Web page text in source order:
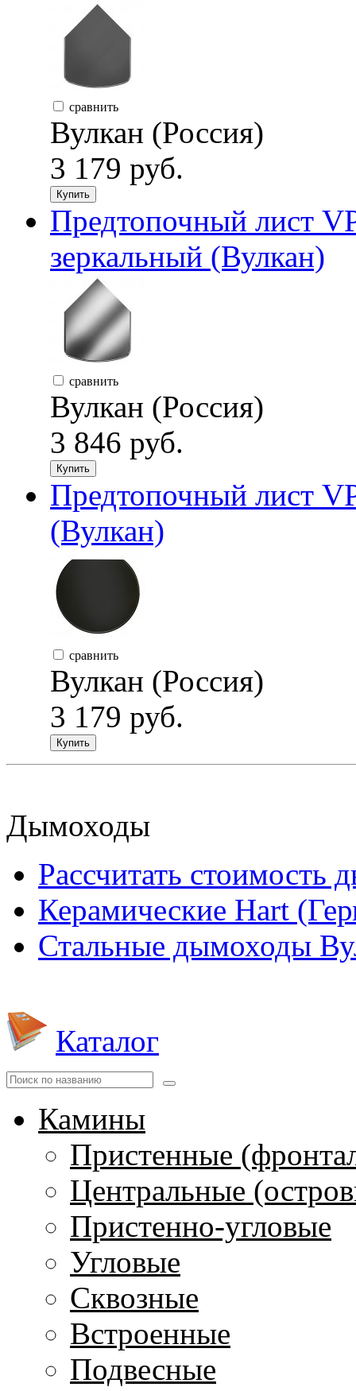
сравнить
Вулкан (Россия)
3 179 руб.
Купить
Предтопочный лист
зеркальный (Вулкан)
сравнить
Вулкан (Россия)
3 846 руб.
Купить
Предтопочный лист
(Вулкан)
сравнить
Вулкан (Россия)
3 179 руб.
Купить
Дымоходы
Рассчитать стоимость
Керамические Hart
Стальные дымоходы
Каталог
Камины
Пристенные
Центральные
Пристенно-угловые
Угловые
Сквозные
Встроенные
Подвесные